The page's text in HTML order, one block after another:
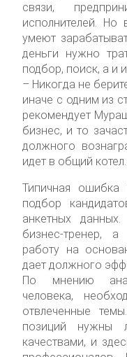
связи,
исполнителей.
умеют
деньги нужно
подбор, поиск, а и
– Никогда не
иначе с одним из
рекомендует
бизнес, и то
должного
идет в общий котел.
Типичная
подбор
анкетных
бизнес-тренер,
работу на
дает должного
По мнению
человека,
отвлеченные
позиций нужны
качествами, и